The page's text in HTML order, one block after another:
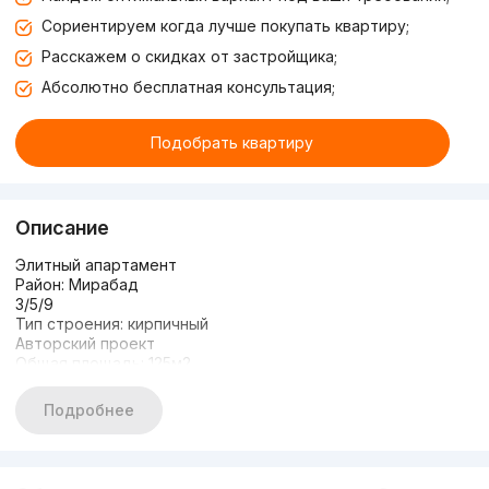
Сориентируем когда лучше покупать квартиру;
Расскажем о скидках от застройщика;
Абсолютно бесплатная консультация;
Подобрать квартиру
Описание
Элитный апартамент
Район: Мирабад
3/5/9
Тип строения: кирпичный
Авторский проект
Общая площадь: 125м2
Парковочное место
Детская площадка
Подробнее